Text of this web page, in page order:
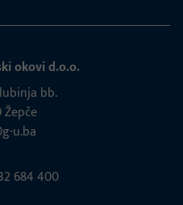
okovi d.o.o.
bb.
Žepče
u.ba
684 400